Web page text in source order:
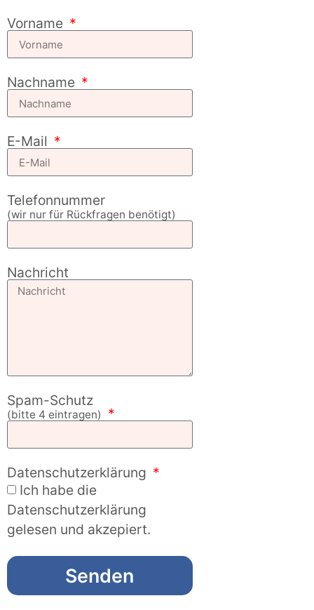
Vorname
Nachname
E-Mail
Telefonnummer
(wir nur für Rückfragen benötigt)
Nachricht
Spam-Schutz
(bitte 4 eintragen)
Datenschutzerklärung
Ich habe die
Datenschutzerklärung
gelesen und akzepiert.
Senden